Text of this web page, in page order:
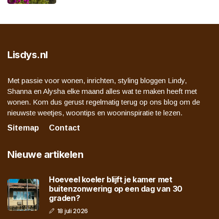
Lisdys.nl
Met passie voor wonen, inrichten, styling bloggen Lindy,
Shanna en Alysha elke maand alles wat te maken heeft met
wonen. Kom dus gerust regelmatig terug op ons blog om de
nieuwste weetjes, woontips en wooninspiratie te lezen.
Sitemap
Contact
Nieuwe artikelen
Hoeveel koeler blijft je kamer met
buitenzonwering op een dag van 30
graden?
18 juli 2026